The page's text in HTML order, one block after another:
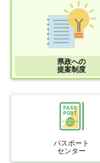
県政への
提案制度
パスポート
センター